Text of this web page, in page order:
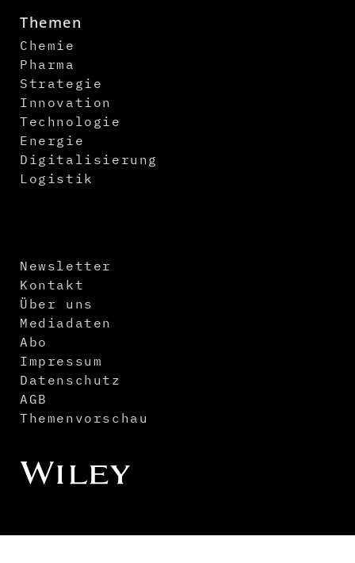
Themen
Chemie
Pharma
Strategie
Innovation
Technologie
Energie
Digitalisierung
Logistik
Newsletter
Kontakt
Über uns
Mediadaten
Abo
Impressum
Datenschutz
AGB
Themenvorschau